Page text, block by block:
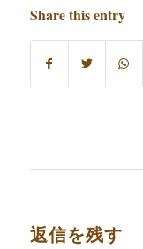
Share this entry
返信を残す